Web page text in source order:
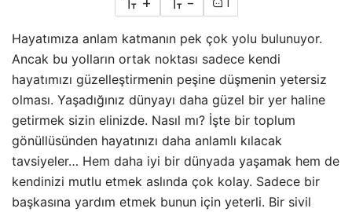
Hayatımıza anlam katmanın pek çok yolu bulunuyor.
Ancak bu yolların ortak noktası sadece kendi
hayatımızı güzelleştirmenin peşine düşmenin yetersiz
olması. Yaşadığınız dünyayı daha güzel bir yer haline
getirmek sizin elinizde. Nasıl mı? İşte bir toplum
gönüllüsünden hayatınızı daha anlamlı kılacak
tavsiyeler… Hem daha iyi bir dünyada yaşamak hem de
kendinizi mutlu etmek aslında çok kolay. Sadece bir
başkasına yardım etmek bunun için yeterli. Bir sivil